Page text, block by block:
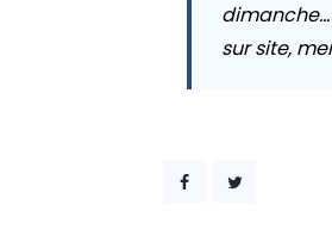
sur site,